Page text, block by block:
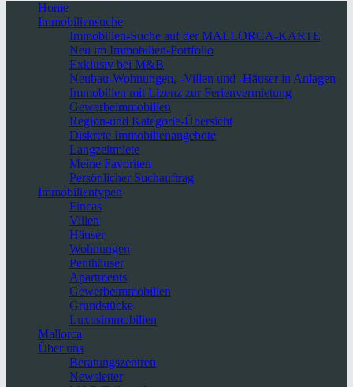
Home
Immobiliensuche
Immobilien-Suche auf der MALLORCA-KARTE
Neu im Immobilien-Portfolio
Exklusiv bei M&B
Neubau-Wohnungen, -Villen und -Häuser in Anlagen
Immobilien mit Lizenz zur Ferienvermietung
Gewerbeimmobilien
Region-und Kategorie-Übersicht
Diskrete Immobilienangebote
Langzeitmiete
Meine Favoriten
Persönlicher Suchauftrag
Immobilientypen
Fincas
Villen
Häuser
Wohnungen
Penthäuser
Apartments
Gewerbeimmobilien
Grundstücke
Luxusimmobilien
Mallorca
Über uns
Beratungszentren
Newsletter